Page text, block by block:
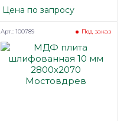
односторонняя
Kastamonu F
Цена по запросу
Под заказ
Арт.: 100789